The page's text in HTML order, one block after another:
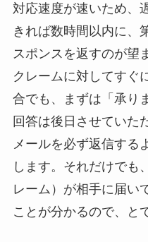
対応速度が速いため、
きれば数時間以内に、
スポンスを返すのが望
クレームに対してすぐ
合でも、まずは「承り
回答は後日させていた
メールを必ず返信する
します。それだけでも
レーム）が相手に届い
ことが分かるので、と